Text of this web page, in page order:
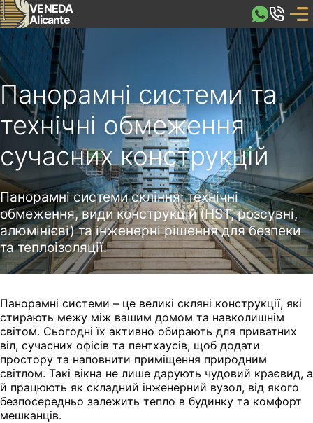
VENEDA
Alicante
Панорамні системи та
технічні обмеження
сучасних конструкцій
Панорамні системи скління: технічні
обмеження, види конструкцій (HST, розсувні,
алюмінієві) та інженерні рішення для безпеки
та теплоізоляції.
Панорамні системи – це великі скляні конструкції, які
стирають межу між вашим домом та навколишнім
світом. Сьогодні їх активно обирають для приватних
віл, сучасних офісів та пентхаусів, щоб додати
простору та наповнити приміщення природним
світлом. Такі вікна не лише дарують чудовий краєвид, а
й працюють як складний інженерний вузол, від якого
безпосередньо залежить тепло в будинку та комфорт
мешканців.